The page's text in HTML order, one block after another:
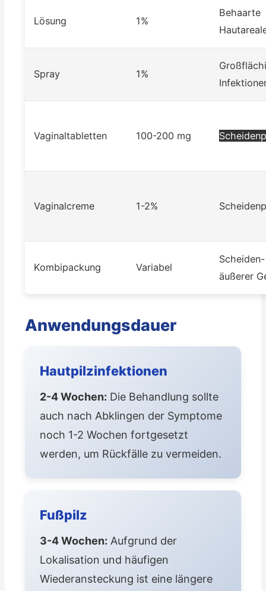
Lösung 1%
Behaarte
Spray 1%
Vaginaltabletten 100-200 mg
Vaginalcreme 1-2%
Kombipackung Variabel
äußerer
Anwendungsdauer
Hautpilzinfektionen
2-4 Wochen: Die Behandlung sollte
auch nach Abklingen der Symptome
noch 1-2 Wochen fortgesetzt
werden, um Rückfälle zu vermeiden.
Fußpilz
3-4 Wochen: Aufgrund der
Lokalisation und häufigen
Wiederansteckung ist eine längere